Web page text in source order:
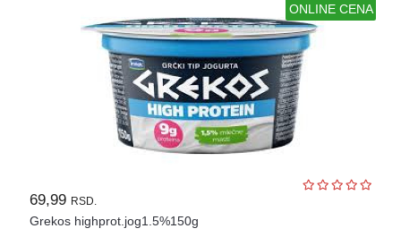
ONLINE CENA
69,99 RSD.
Grekos highprot.jog1.5%150g